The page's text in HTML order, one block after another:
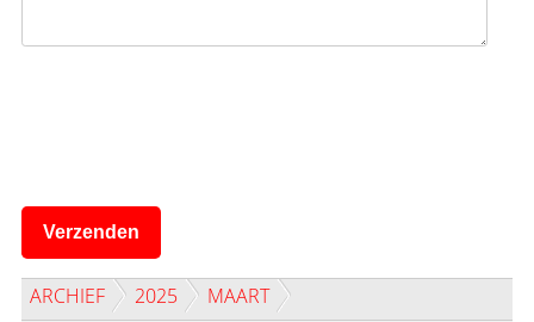
Verzenden
ARCHIEF 2025 MAART